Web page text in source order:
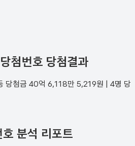
첨번호 당첨결과
당첨금 40억 6,118만 5,219원 | 4명 당
분석 리포트